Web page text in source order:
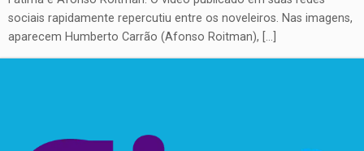
sociais rapidamente repercutiu entre os noveleiros. Nas imagens,
aparecem Humberto Carrão (Afonso Roitman), […]